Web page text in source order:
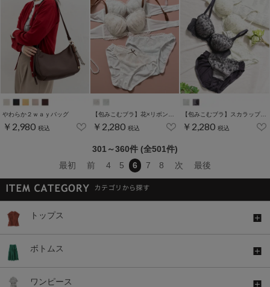
やわらか２ｗａｙバッグ
￥2,980 税込 ￥2,280 税込 ￥2,280 税込
301～360件 (全501件)
最初
前 4 5 6 7 8 次 最後
トップス
ボトムス
ワンピース